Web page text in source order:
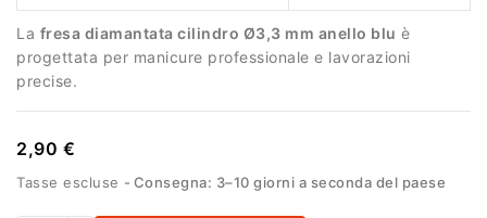
La fresa diamantata cilindro Ø3,3 mm anello blu è
progettata per manicure professionale e lavorazioni
precise.
2,90 €
Tasse escluse Consegna: 3–10 giorni a seconda del paese